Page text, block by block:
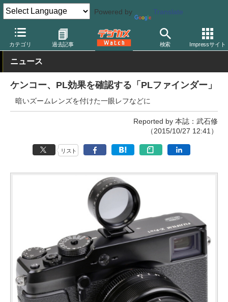
Powered by Translate
カテゴリ 過去記事 検索 Impressサイト
デジカメ Watch レンズ レンズフィルター ケンコー
ニュース
ケンコー、PL効果を確認する「PLファインダー」
暗いズームレンズを付けた一眼レフなどに
Reported by 本誌：武石修
（2015/10/27 12:41）
リスト